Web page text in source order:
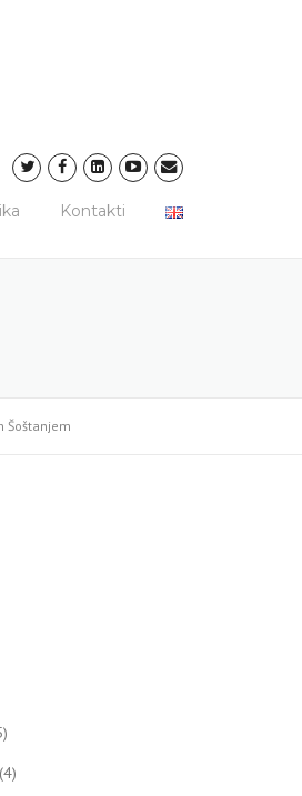
Kontakti
Šoštanjem
(4)